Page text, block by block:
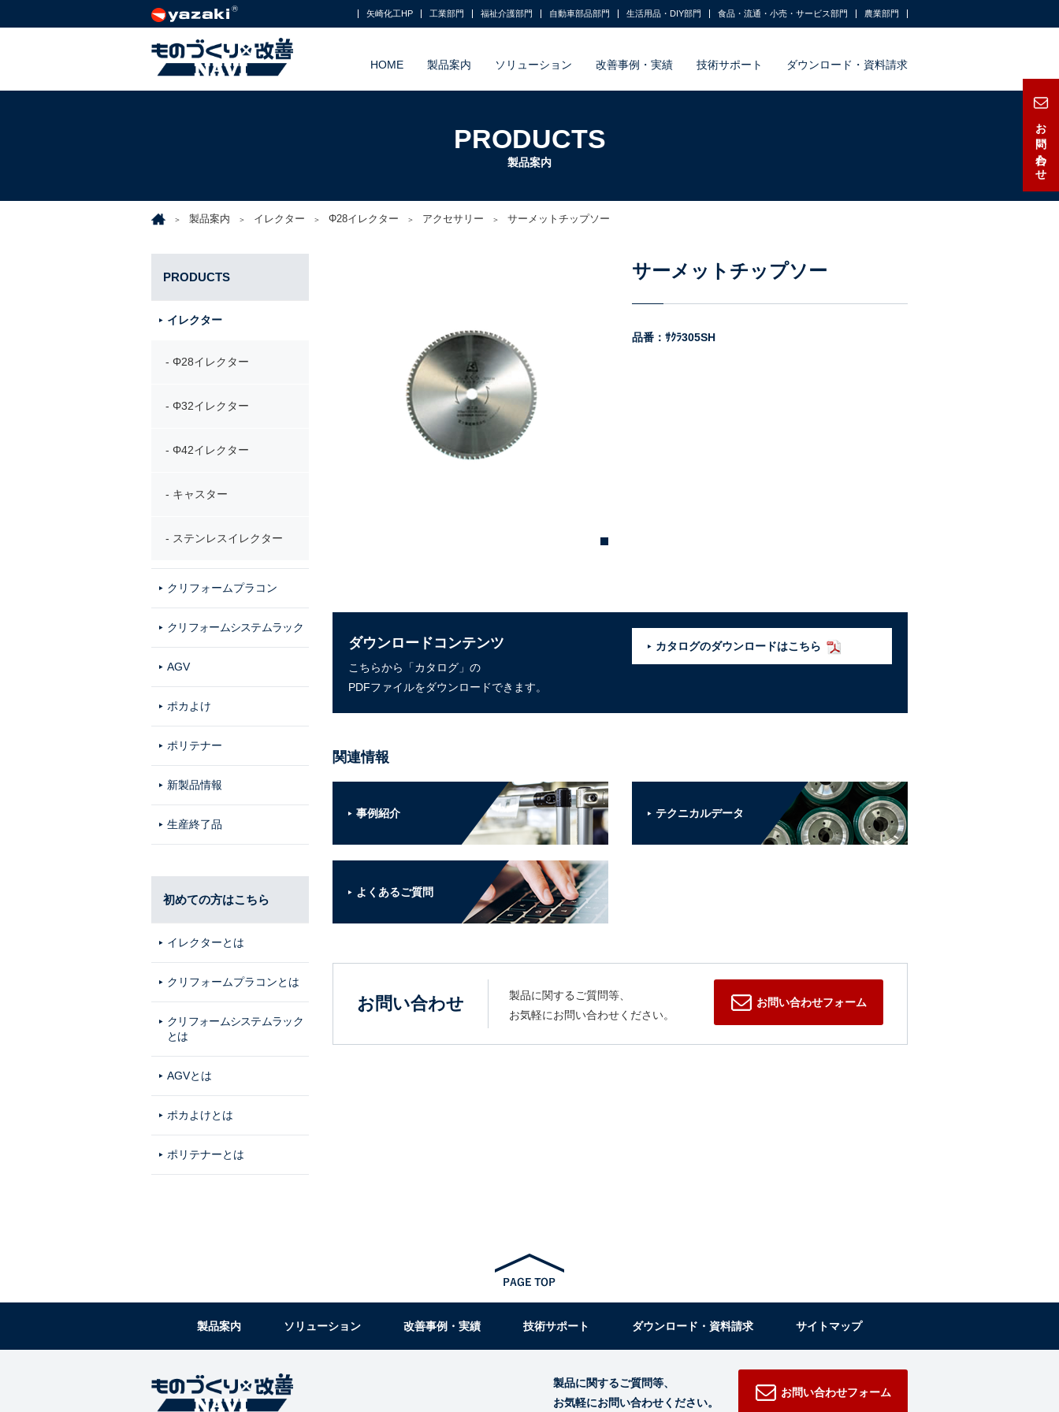
矢崎化工HP 工業部門 福祉介護部門 自動車部品部門 生活用品・DIY部門 食品・流通・小売・サービス部門 農業部門
HOME 製品案内 ソリューション 改善事例・実績 技術サポート ダウンロード・資料請求
お問い合わせ
PRODUCTS
製品案内
製品案内 イレクター Φ28イレクター アクセサリー サーメットチップソー
サーメットチップソー
品番：ｻｸﾗ305SH
ダウンロードコンテンツ
こちらから「カタログ」の
PDFファイルをダウンロードできます。
カタログのダウンロードはこちら
関連情報
事例紹介 テクニカルデータ
よくあるご質問
お問い合わせ
製品に関するご質問等、
お気軽にお問い合わせください。
お問い合わせフォーム
PRODUCTS
イレクター
Φ28イレクター
Φ32イレクター
Φ42イレクター
キャスター
ステンレスイレクター
クリフォームプラコン
クリフォームシステムラック
AGV
ポカよけ
ポリテナー
新製品情報
生産終了品
初めての方はこちら
イレクターとは
クリフォームプラコンとは
クリフォームシステムラック
とは
AGVとは
ポカよけとは
ポリテナーとは
製品案内 ソリューション 改善事例・実績 技術サポート ダウンロード・資料請求 サイトマップ
製品に関するご質問等、
お気軽にお問い合わせください。
お問い合わせフォーム